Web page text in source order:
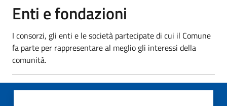
Enti e fondazioni
I consorzi, gli enti e le società partecipate di cui il Comune
fa parte per rappresentare al meglio gli interessi della
comunità.